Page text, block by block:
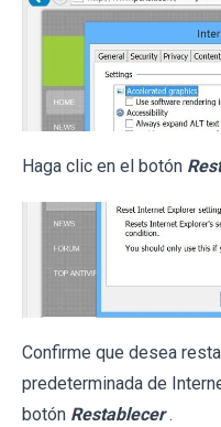
Haga clic en el botón
Confirme que desea
predeterminada de
botón Restablecer .